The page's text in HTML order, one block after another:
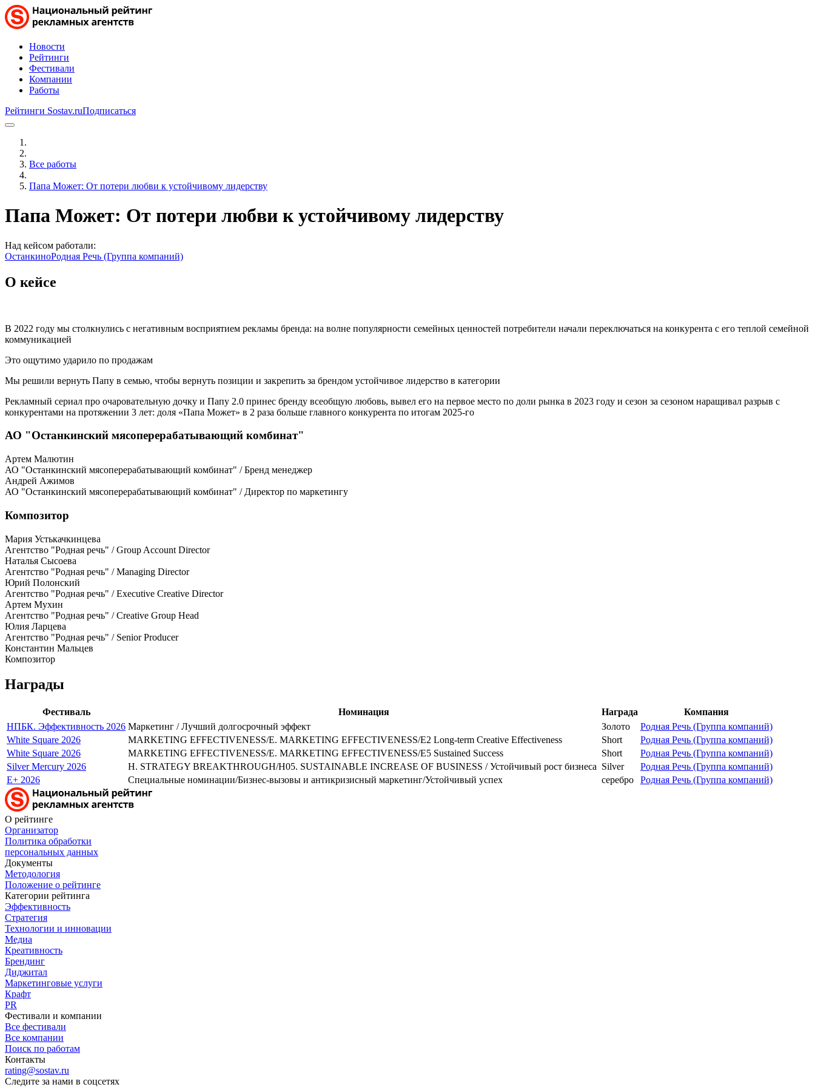
Новости
Рейтинги
Фестивали
Компании
Работы
Рейтинги Sostav.ruПодписаться
Все работы
Папа Может: От потери любви к устойчивому лидерству
Папа Может: От потери любви к устойчивому лидерству
Над кейсом работали:
ОстанкиноРодная Речь (Группа компаний)
О кейсе
В 2022 году мы столкнулись с негативным восприятием рекламы бренда: на волне популярности семейных ценностей потребители начали переключаться на конкурента с его теплой семейной
коммуникацией
Это ощутимо ударило по продажам
Мы решили вернуть Папу в семью, чтобы вернуть позиции и закрепить за брендом устойчивое лидерство в категории
Рекламный сериал про очаровательную дочку и Папу 2.0 принес бренду всеобщую любовь, вывел его на первое место по доли рынка в 2023 году и сезон за сезоном наращивал разрыв с
конкурентами на протяжении 3 лет: доля «Папа Может» в 2 раза больше главного конкурента по итогам 2025-го
АО "Останкинский мясоперерабатывающий комбинат"
Артем Малютин
АО "Останкинский мясоперерабатывающий комбинат" / Бренд менеджер
Андрей Ажимов
АО "Останкинский мясоперерабатывающий комбинат" / Директор по маркетингу
Композитор
Мария Устькачкинцева
Агентство "Родная речь" / Group Account Director
Наталья Сысоева
Агентство "Родная речь" / Managing Director
Юрий Полонский
Агентство "Родная речь" / Executive Creative Director
Артем Мухин
Агентство "Родная речь" / Creative Group Head
Юлия Ларцева
Агентство "Родная речь" / Senior Producer
Константин Мальцев
Композитор
Награды
Фестиваль Номинация Награда
Компания
НПБК. Эффективность 2026 Маркетинг / Лучший долгосрочный эффект Золото
Родная Речь (Группа компаний)
White Square 2026
MARKETING EFFECTIVENESS/E. MARKETING EFFECTIVENESS/E2 Long-term Creative Effectiveness Short
Родная Речь (Группа компаний)
White Square 2026
MARKETING EFFECTIVENESS/E. MARKETING EFFECTIVENESS/E5 Sustained Success Short
Родная Речь (Группа компаний)
Silver Mercury 2026
H. STRATEGY BREAKTHROUGH/H05. SUSTAINABLE INCREASE OF BUSINESS / Устойчивый рост бизнеса Silver
Родная Речь (Группа компаний)
E+ 2026
Специальные номинации/Бизнес-вызовы и антикризисный маркетинг/Устойчивый успех серебро Родная Речь (Группа компаний)
О рейтинге
Организатор
Политика обработки
персональных данных
Документы
Методология
Положение о рейтинге
Категории рейтинга
Эффективность
Стратегия
Технологии и инновации
Медиа
Креативность
Брендинг
Диджитал
Маркетинговые услуги
Крафт
PR
Фестивали и компании
Все фестивали
Все компании
Поиск по работам
Контакты
rating@sostav.ru
Следите за нами в соцсетях